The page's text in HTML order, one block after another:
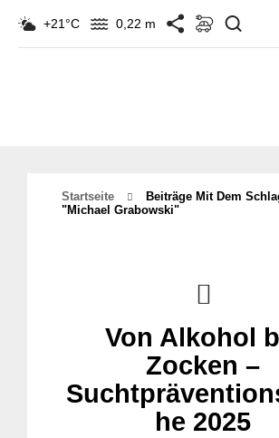
+21°C 0,22 m
Startseite
Beiträge Mit Dem
"Michael Grabowski"
Von Alkohol
Zocken –
he 2025